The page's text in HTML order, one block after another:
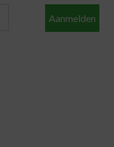
Aanmelden